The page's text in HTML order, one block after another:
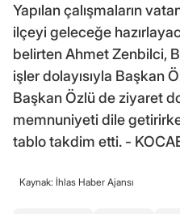
Yapılan çalışmaların
ilçeyi geleceğe
belirten Ahmet Zenbilci,
işler dolayısıyla Başkan
Başkan Özlü de ziyaret
memnuniyeti dile
tablo takdim etti. -
Kaynak: İhlas Haber Ajansı